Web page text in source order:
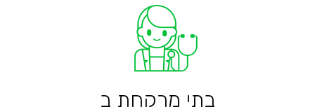
בתי מרקחת ב